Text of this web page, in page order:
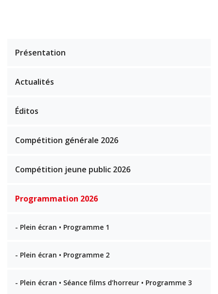
Présentation
Actualités
Éditos
Compétition générale 2026
Compétition jeune public 2026
Programmation 2026
- Plein écran • Programme 1
- Plein écran • Programme 2
- Plein écran • Séance films d’horreur • Programme 3